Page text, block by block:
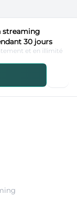
streaming
30 jours
et en illimité